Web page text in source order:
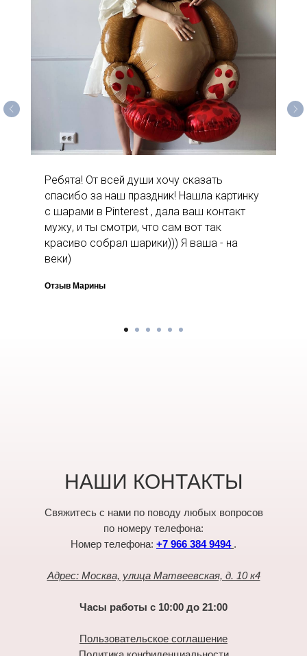
Ребята! От всей души хочу сказать
спасибо за наш праздник! Нашла картинку
с шарами в Pinterest , дала ваш контакт
мужу, и ты смотри, что сам вот так
красиво собрал шарики))) Я ваша - на
веки)
Отзыв Марины
НАШИ КОНТАКТЫ
Свяжитесь с нами по поводу любых вопросов
по номеру телефона:
Номер телефона: +7 966 384 9494 .
Адрес: Москва, улица Матвеевская, д. 10 к4
Часы работы с 10:00 до 21:00
Пользовательское соглашение